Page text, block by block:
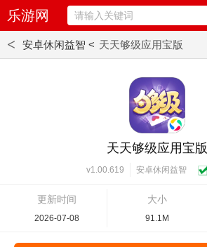
乐游网
< 安卓休闲益智 < 天天够级应用宝版
天天够级应用宝版
v1.00.619 安卓休闲益智
更新时间
2026-07-08
大小
91.1M